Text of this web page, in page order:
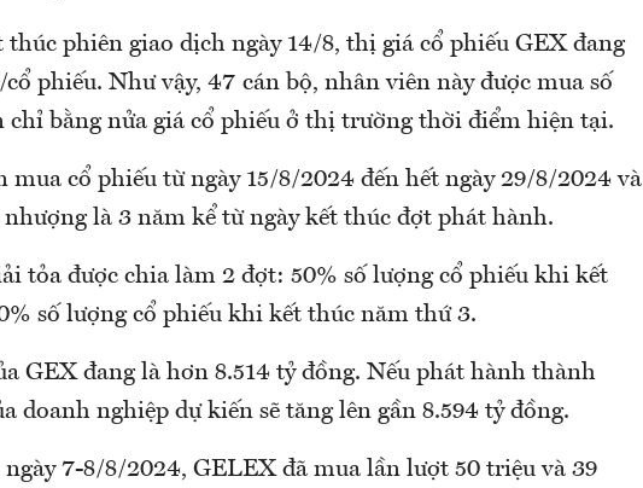
phiên giao dịch ngày 14/8, thị giá cổ phiếu GEX đang
phiếu. Như vậy, 47 cán bộ, nhân viên này được mua số
chỉ bằng nửa giá cổ phiếu ở thị trường thời điểm hiện tại.
cổ phiếu từ ngày 15/8/2024 đến hết ngày 29/8/2024 và
là 3 năm kể từ ngày kết thúc đợt phát hành.
tỏa được chia làm 2 đợt: 50% số lượng cổ phiếu khi kết
số lượng cổ phiếu khi kết thúc năm thứ 3.
GEX đang là hơn 8.514 tỷ đồng. Nếu phát hành thành
doanh nghiệp dự kiến sẽ tăng lên gần 8.594 tỷ đồng.
7-8/8/2024, GELEX đã mua lần lượt 50 triệu và 39